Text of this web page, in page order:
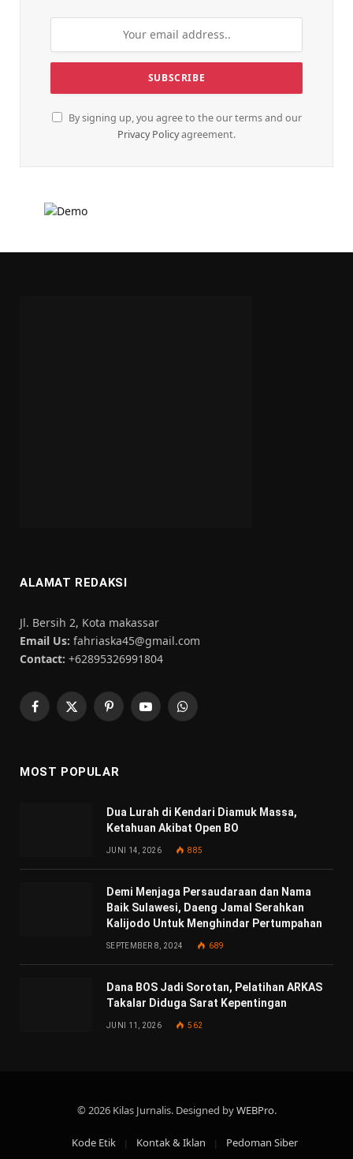
By signing up, you agree to the our terms and our
Privacy Policyagreement.
ALAMAT REDAKSI
Jl. Bersih 2, Kota makassar
Email Us: fahriaska45@gmail.com
Contact: +62895326991804
Facebook
X
PinterestYouTubeWhatsApp
MOST POPULAR
Dua Lurah di Kendari Diamuk Massa,
Ketahuan Akibat Open BO
JUNI 14, 2026 885
Demi Menjaga Persaudaraan dan Nama
Baik Sulawesi, Daeng Jamal Serahkan
Kalijodo Untuk Menghindar Pertumpahan
SEPTEMBER 8, 2024 689
Dana BOS Jadi Sorotan, Pelatihan ARKAS
Takalar Diduga Sarat Kepentingan
JUNI 11, 2026 562
© 2026 Kilas Jurnalis. Designed byWEBPro.
Kode Etik Kontak & Iklan
Pedoman Siber